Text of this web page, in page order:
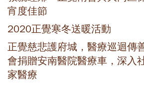
宵度佳節
2020正覺寒冬送暖活動
正覺慈悲護府城，醫療巡迴
會捐贈安南醫院醫療車，深入
家醫療